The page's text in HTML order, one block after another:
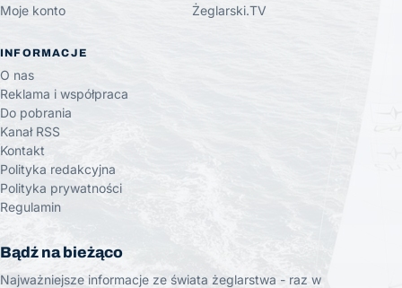
Moje konto
Żeglarski.TV
INFORMACJE
O nas
Reklama i współpraca
Do pobrania
Kanał RSS
Kontakt
Polityka redakcyjna
Polityka prywatności
Regulamin
Bądź na bieżąco
Najważniejsze informacje ze świata żeglarstwa - raz w